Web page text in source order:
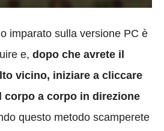
imparato sulla versione PC è
e, dopo che avrete il
vicino, iniziare a cliccare
corpo a corpo in direzione
questo metodo scamperete